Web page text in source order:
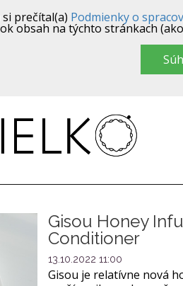
prečítal(a) Podmienky o
obsah na týchto stránkach
Gisou Honey
Conditioner
13.10.2022 11:00
Gisou je relatívne nová